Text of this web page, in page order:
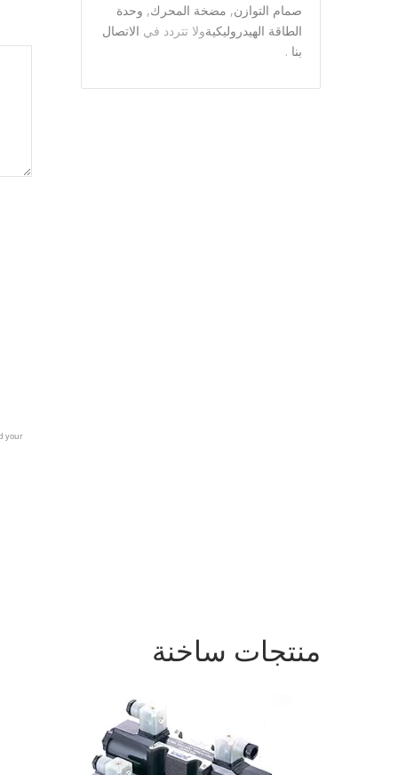
صمام التوازن, مضخة المحرك, وحدة
الطاقة الهيدروليكيةولا تتردد في الاتصال
بنا .
منتجات ساخنة